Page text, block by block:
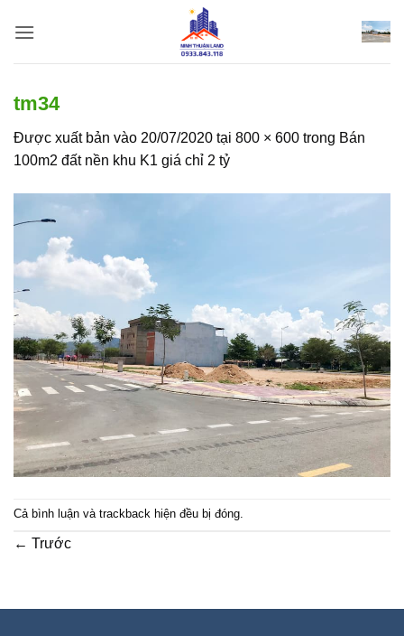
qua
tm34
Được xuất bản vào 20/07/2020 tại 800 × 600 trong Bán
100m2 đất nền khu K1 giá chỉ 2 tỷ
Cả bình luận và trackback hiện đều bị đóng.
← Trước